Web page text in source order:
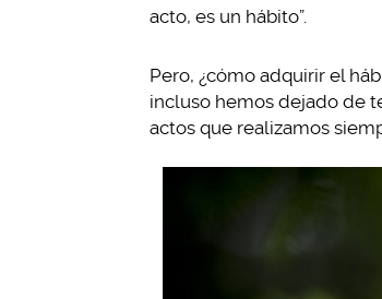
acto, es un hábito”.
Pero, ¿cómo adquirir el
incluso hemos dejado de
actos que realizamos